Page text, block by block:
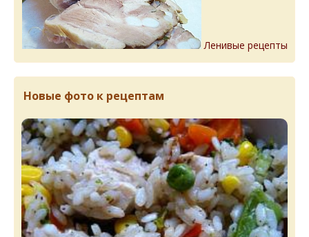
Ленивые рецепты
Новые фото к рецептам